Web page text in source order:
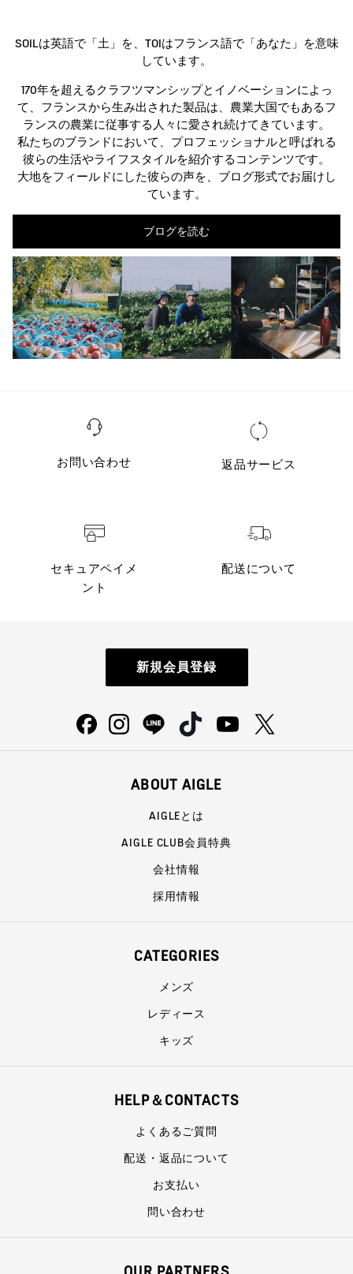
SOILは英語で「土」を、TOIはフランス語で「あなた」を意味
しています。
170年を超えるクラフツマンシップとイノベーションによっ
て、フランスから生み出された製品は、農業大国でもあるフ
ランスの農業に従事する人々に愛され続けてきています。
私たちのブランドにおいて、プロフェッショナルと呼ばれる
彼らの生活やライフスタイルを紹介するコンテンツです。
大地をフィールドにした彼らの声を、ブログ形式でお届けし
ています。
ブログを読む
お問い合わせ 返品サービス
セキュアペイメ
ント
配送について
新規会員登録
ABOUT AIGLE
AIGLEとは
AIGLE CLUB会員特典
会社情報
採用情報
CATEGORIES
メンズ
レディース
キッズ
HELP＆CONTACTS
よくあるご質問
配送・返品について
お支払い
問い合わせ